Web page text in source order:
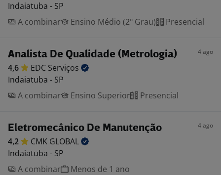
Indaiatuba - SP
A combinar
Ensino Médio (2º Grau) Presencial
Analista De Qualidade (Metrologia) 4 ago
4,6 EDC Serviços
Indaiatuba - SP
A combinar
Ensino Superior Presencial
Eletromecânico De Manutenção 4 ago
4,2 CMK GLOBAL
Indaiatuba - SP
A combinar
Menos de 1 ano